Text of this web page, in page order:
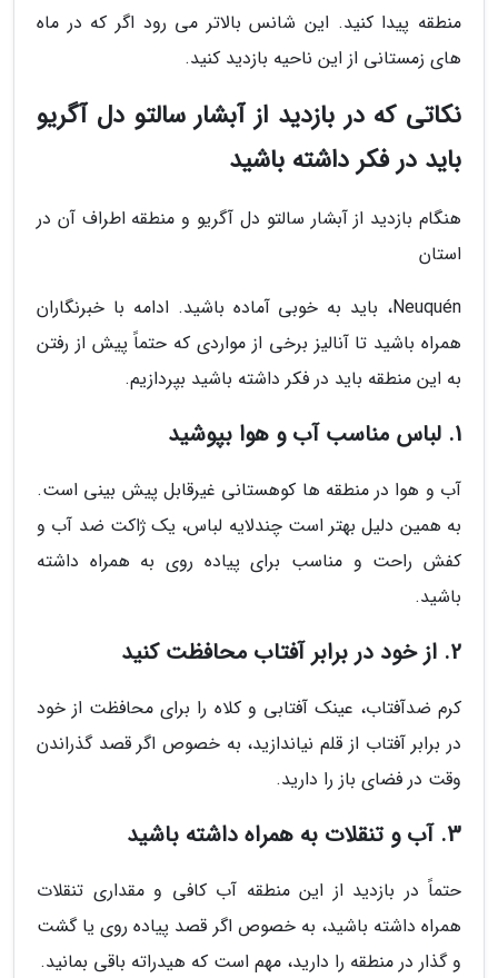
منطقه پیدا کنید. این شانس بالاتر می رود اگر که در ماه
های زمستانی از این ناحیه بازدید کنید.
نکاتی که در بازدید از آبشار سالتو دل آگریو
باید در فکر داشته باشید
هنگام بازدید از آبشار سالتو دل آگریو و منطقه اطراف آن در
استان
Neuquén، باید به خوبی آماده باشید. ادامه با خبرنگاران
همراه باشید تا آنالیز برخی از مواردی که حتماً پیش از رفتن
به این منطقه باید در فکر داشته باشید بپردازیم.
1. لباس مناسب آب و هوا بپوشید
آب و هوا در منطقه ها کوهستانی غیرقابل پیش بینی است.
به همین دلیل بهتر است چندلایه لباس، یک ژاکت ضد آب و
کفش راحت و مناسب برای پیاده روی به همراه داشته
باشید.
2. از خود در برابر آفتاب محافظت کنید
کرم ضدآفتاب، عینک آفتابی و کلاه را برای محافظت از خود
در برابر آفتاب از قلم نیاندازید، به خصوص اگر قصد گذراندن
وقت در فضای باز را دارید.
3. آب و تنقلات به همراه داشته باشید
حتماً در بازدید از این منطقه آب کافی و مقداری تنقلات
همراه داشته باشید، به خصوص اگر قصد پیاده روی یا گشت
و گذار در منطقه را دارید، مهم است که هیدراته باقی بمانید.